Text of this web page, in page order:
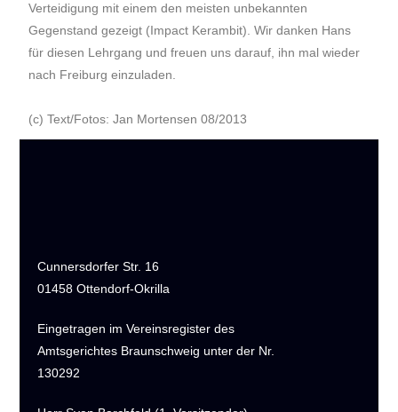
Verteidigung mit einem den meisten unbekannten
Gegenstand gezeigt (Impact Kerambit). Wir danken Hans
für diesen Lehrgang und freuen uns darauf, ihn mal wieder
nach Freiburg einzuladen.
(c) Text/Fotos: Jan Mortensen 08/2013
Cunnersdorfer Str. 16
01458 Ottendorf-Okrilla
Eingetragen im Vereinsregister des
Amtsgerichtes Braunschweig unter der Nr.
130292